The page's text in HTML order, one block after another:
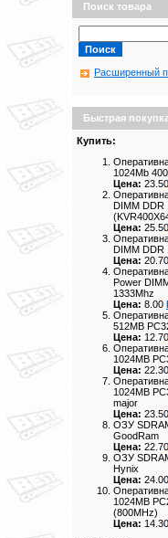
Поиск товара
Расширенный
Быстрая покупка
Купить:
1024Mb
Цена: 23.50
DIMM DDR
Цена: 25.50
DIMM DDR
Цена: 20.70
Power
1333Mhz
Цена: 8.00
512MB
Цена: 12.70
1024MB
Цена: 22.30
1024MB
major
Цена: 23.50
ОЗУ
GoodRam
Цена: 22.70
ОЗУ
Hynix
Цена: 24.00
1024MB
(800MHz)
Цена: 14.30